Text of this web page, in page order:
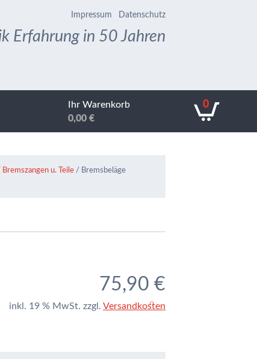
Impressum Datenschutz
Erfahrung in 50 Jahren
Ihr Warenkorb
0,00€
0
u. Teile / Bremsbeläge
75,90 €
inkl. 19 % MwSt. zzgl. Versandkosten